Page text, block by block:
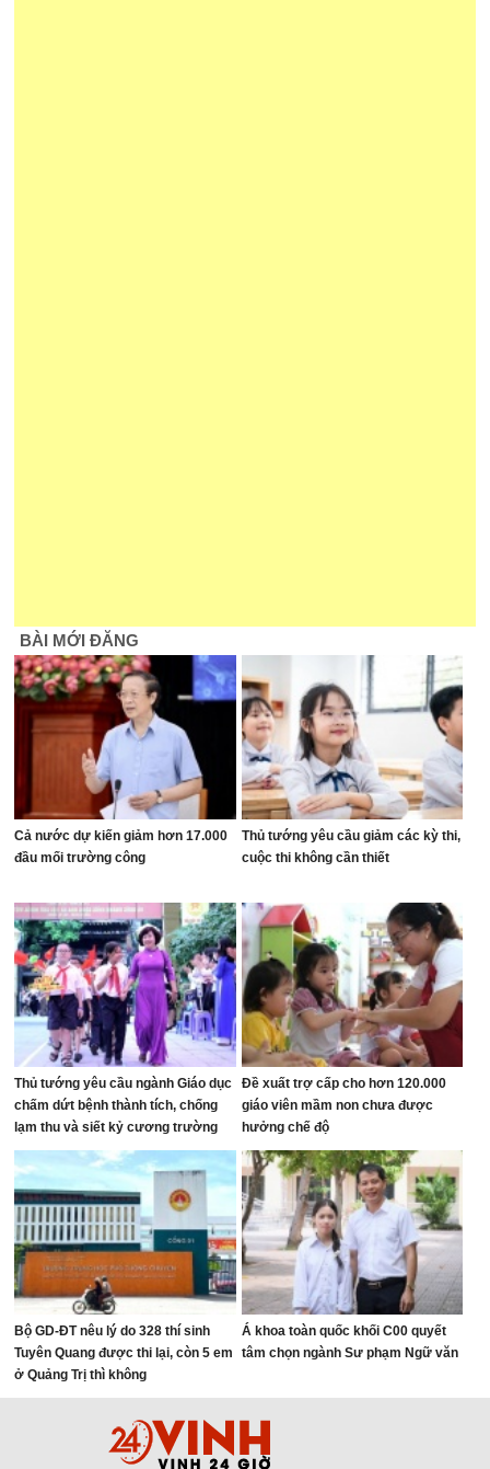
BÀI MỚI ĐĂNG
Cả nước dự kiến giảm hơn 17.000
đầu mối trường công
Thủ tướng yêu cầu giảm các kỳ thi,
cuộc thi không cần thiết
Thủ tướng yêu cầu ngành Giáo dục
chấm dứt bệnh thành tích, chống
lạm thu và siết kỷ cương trường
học
Đề xuất trợ cấp cho hơn 120.000
giáo viên mầm non chưa được
hưởng chế độ
Bộ GD-ĐT nêu lý do 328 thí sinh
Tuyên Quang được thi lại, còn 5 em
ở Quảng Trị thì không
Á khoa toàn quốc khối C00 quyết
tâm chọn ngành Sư phạm Ngữ văn